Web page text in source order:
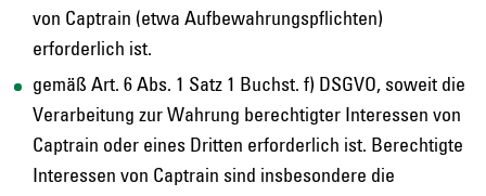
von Captrain (etwa Aufbewahrungspflichten)
erforderlich ist.
gemäß Art. 6 Abs. 1 Satz 1 Buchst. f) DSGVO, soweit die
Verarbeitung zur Wahrung berechtigter Interessen von
Captrain oder eines Dritten erforderlich ist. Berechtigte
Interessen von Captrain sind insbesondere die